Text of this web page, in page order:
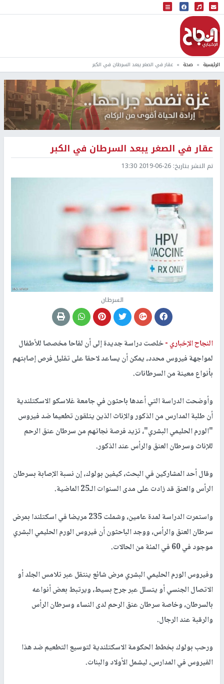
البث المباشر
إذاعة النجاح
الرئيسية صحة عقار في الصغر يبعد السرطان في الكبر
عقار في الصغر يبعد السرطان في الكبر
تم النشر بتاريخ: 2019-06-26 13:30
السرطان
النجاح الإخباري -خلصت دراسة جديدة إلى أن لقاحا مخصصا للأطفال
لمواجهة فيروس محدد، يمكن أن يساعد لاحقا على تقليل فرص إصابتهم
بأنواع معينة من السرطانات.
وأوضحت الدراسة التي أعدها باحثون في جامعة غلاسكو الاسكتلندية
أن طلبة المدارس من الذكور والإناث الذين يتلقون تطعيما ضد فيروس
"الورم الحليمي البشري"، تزيد فرصة نجاتهم من سرطان عنق الرحم
للإناث وسرطان العنق والرأس عند الذكور.
وقال أحد المشاركين في البحث، كيفين بولوك، إن نسبة الإصابة بسرطان
الرأس والعنق قد زادت على مدى السنوات الـ25 الماضية.
واستمرت الدراسة لمدة عامين، وشملت 235 مريضا في اسكتلندا بمرض
سرطان العنق والرأس، ووجد الباحثون أن فيروس الورم الحليمي البشري
موجود في 60 في المئة من الحالات.
وفيروس الورم الحليمي البشري مرض شائع ينتقل عبر تلامس الجلد أو
الاتصال الجنسي أو يتسلل عبر جرح بسيط، ويرتبط بعض أنواعه
بالسرطان، وخاصة سرطان عنق الرحم لدى النساء وسرطان الرأس
والرقبة عند الرجال.
ورحب بولوك بخطط الحكومة الاسكتلندية لتوسيع التطعيم ضد هذا
الفيروس في المدارس، ليشمل الأولاد والبنات.